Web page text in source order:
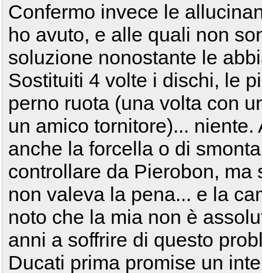
Confermo invece le
ho avuto, e alle quali non
soluzione nonostante le
Sostituiti 4 volte i dischi, le
perno ruota (una volta con
un amico tornitore)...
anche la forcella o di
controllare da Pierobon, ma
non valeva la pena... e la
noto che la mia non è
anni a soffrire di questo
Ducati prima promise un